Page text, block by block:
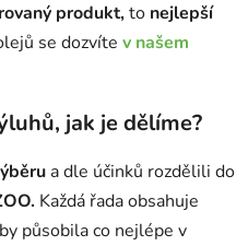
produkt,to nejlepší
se dozvíte v našem
jak je dělíme?
a dle účinků rozdělili do
Každá řada obsahuje
působila co nejlépe v